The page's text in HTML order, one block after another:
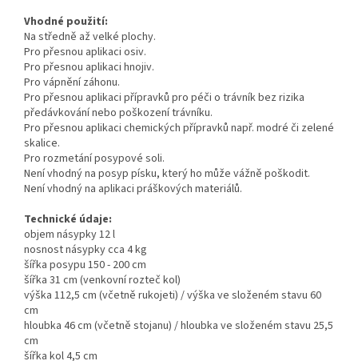
Vhodné použití:
Na středně až velké plochy.
Pro přesnou aplikaci osiv.
Pro přesnou aplikaci hnojiv.
Pro vápnění záhonu.
Pro přesnou aplikaci přípravků pro péči o trávník bez rizika
předávkování nebo poškození trávníku.
Pro přesnou aplikaci chemických přípravků např. modré či zelené
skalice.
Pro rozmetání posypové soli.
Není vhodný na posyp písku, který ho může vážně poškodit.
Není vhodný na aplikaci práškových materiálů.
Technické údaje:
objem násypky 12 l
nosnost násypky cca 4 kg
šířka posypu 150 - 200 cm
šířka 31 cm (venkovní rozteč kol)
výška 112,5 cm (včetně rukojeti) / výška ve složeném stavu 60
cm
hloubka 46 cm (včetně stojanu) / hloubka ve složeném stavu 25,5
cm
šířka kol 4,5 cm